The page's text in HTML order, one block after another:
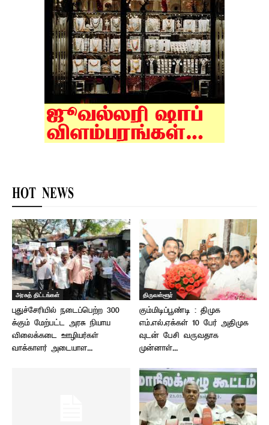
HOT NEWS
அரசுத் திட்டங்கள்
புதுச்சேரியில் நடைப்பெற்ற 300
க்கும் மேற்பட்ட அரசு நியாய
விலைக்கடை ஊழியர்கள்
வாக்காளர் அடையாள...
திருவள்ளூர்
கும்மிடிப்பூண்டி : திமுக
எம்.எல்.ஏக்கள் 10 பேர் அதிமுக
வுடன் பேசி வருவதாக
முன்னாள்...